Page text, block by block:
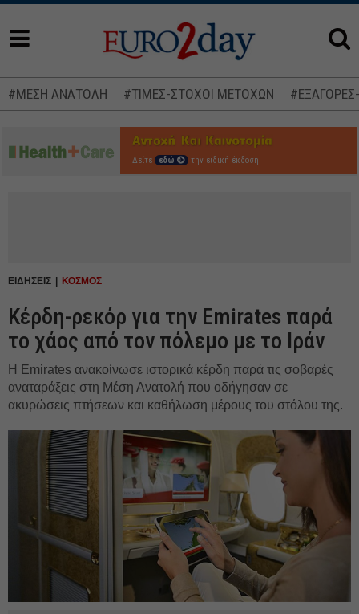
#ΜΕΣΗ ΑΝΑΤΟΛΗ #ΤΙΜΕΣ-ΣΤΟΧΟΙ ΜΕΤΟΧΩΝ
Δείτε εδώ την ειδική έκδοση
ΕΙΔΗΣΕΙΣ ΚΟΣΜΟΣ
Κέρδη-ρεκόρ για την Emirates παρά
το χάος από τον πόλεμο με το Ιράν
Η Emirates ανακοίνωσε ιστορικά κέρδη παρά τις σοβαρές
αναταράξεις στη Μέση Ανατολή που οδήγησαν σε
ακυρώσεις πτήσεων και καθήλωση μέρους του στόλου της.